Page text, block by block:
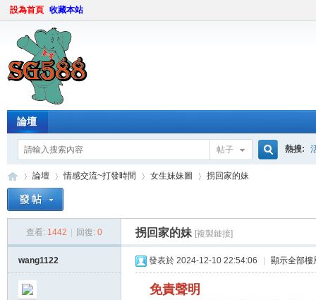
設為首頁 收藏本站
論壇
帖子 熱搜:
論壇
›
情感交流~打發時間
›
女生妹妹圖 拐回家的妹
查看: 1442 回復: 0 拐回家的妹 [複製鏈接]
wang1122 發表於 2024-12-10 22:54:06 顯示全部樓
免責聲明